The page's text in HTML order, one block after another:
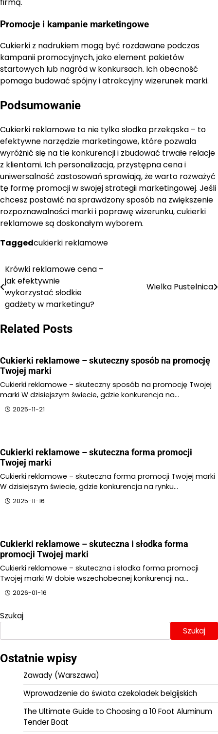
Promocje i kampanie marketingowe
Cukierki z nadrukiem mogą być rozdawane podczas
kampanii promocyjnych, jako element pakietów
startowych lub nagród w konkursach. Ich obecność
pomaga budować spójny i atrakcyjny wizerunek marki.
Podsumowanie
Cukierki reklamowe to nie tylko słodka przekąska – to
efektywne narzędzie marketingowe, które pozwala
wyróżnić się na tle konkurencji i zbudować trwałe relacje
z klientami. Ich personalizacja, przystępna cena i
uniwersalność zastosowań sprawiają, że warto rozważyć
tę formę promocji w swojej strategii marketingowej. Jeśli
chcesz postawić na sprawdzony sposób na zwiększenie
rozpoznawalności marki i poprawę wizerunku, cukierki
reklamowe są doskonałym wyborem.
Taggedcukierki reklamowe
Nawigacja
wpisu
Krówki reklamowe cena –
jak efektywnie
wykorzystać słodkie
gadżety w marketingu?
Wielka Pustelnica
Related Posts
Cukierki reklamowe – skuteczny sposób na promocję
Twojej marki
Cukierki reklamowe – skuteczny sposób na promocję Twojej
marki W dzisiejszym świecie, gdzie konkurencja na…
2025-11-21
Cukierki reklamowe – skuteczna forma promocji
Twojej marki
Cukierki reklamowe – skuteczna forma promocji Twojej marki
W dzisiejszym świecie, gdzie konkurencja na rynku…
2025-11-16
Cukierki reklamowe – skuteczna i słodka forma
promocji Twojej marki
Cukierki reklamowe – skuteczna i słodka forma promocji
Twojej marki W dobie wszechobecnej konkurencji na…
2026-01-16
Szukaj
Szukaj
Ostatnie wpisy
Zawady (Warszawa)
Wprowadzenie do świata czekoladek belgijskich
The Ultimate Guide to Choosing a 10 Foot Aluminum
Tender Boat